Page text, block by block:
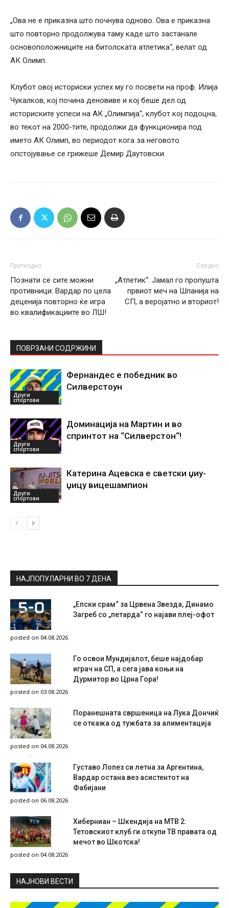
„Ова не е приказна што почнува одново. Ова е приказна
што повторно продолжува таму каде што застанале
основоположниците на битолската атлетика“, велат од
АК Олимп.
Клубот овој историски успех му го посвети на проф. Илија
Чукалков, кој почина деновиве и кој беше дел од
историските успеси на АК „Олимпија“, клубот кој подоцна,
во текот на 2000-тите, продолжи да функционира под
името АК Олимп, во периодот кога за неговото
опстојување се грижеше Демир Даутовски.
Претходно
Познати се сите можни
противници: Вардар по цела
деценија повторно ќе игра
во квалификациите во ЛШ!
Следно
„Атлетик“: Јамал го пропушта
првиот меч на Шпанија на
СП, а веројатно и вториот!
ПОВРЗАНИ СОДРЖИНИ
Други
спортови
Фернандес е победник во
Силверстоун
Други
спортови
Доминација на Мартин и во
спринтот на “Силверстон“!
Други
спортови
Катерина Ацевска е светски џиу-
џицу вицешампион
НАЈПОПУЛАРНИ ВО 7 ДЕНА
„Епски срам“ за Црвена Звезда, Динамо
Загреб со „петарда“ го најави плеј-офот
posted on 04.08.2026
Го освои Мундијалот, беше најдобар
играч на СП, а сега јава коњи на
Дурмитор во Црна Гора!
posted on 03.08.2026
Поранешната свршеница на Лука Дончиќ
се откажа од тужбата за алиментација
posted on 04.08.2026
Густаво Лопез си летна за Аргентина,
Вардар остана вез асистентот на
Фабијани
posted on 06.08.2026
Хиберниан – Шкендија на МТВ 2:
Тетовскиот клуб ги откупи ТВ правата од
мечот во Шкотска!
posted on 04.08.2026
НAЈНОВИ ВЕСТИ